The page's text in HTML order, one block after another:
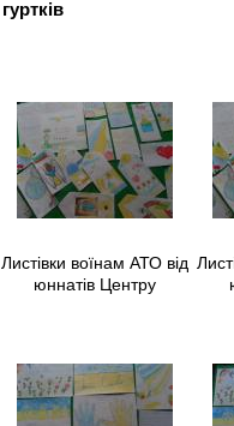
гуртків
Листівки воїнам АТО від
юннатів Центру